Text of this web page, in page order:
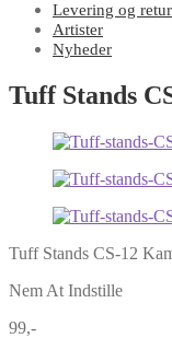
Levering og
Artister
Nyheder
Tuff Stands
Tuff Stands CS-12
Nem At Indstille
99,-